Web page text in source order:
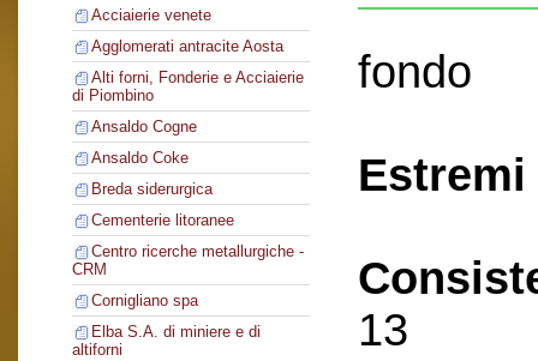
Acciaierie venete
Agglomerati antracite Aosta
Alti forni, Fonderie e Acciaierie
di Piombino
Ansaldo Cogne
Ansaldo Coke
Breda siderurgica
Cementerie litoranee
Centro ricerche metallurgiche -
CRM
Cornigliano spa
Elba S.A. di miniere e di
altiforni
fondo
13